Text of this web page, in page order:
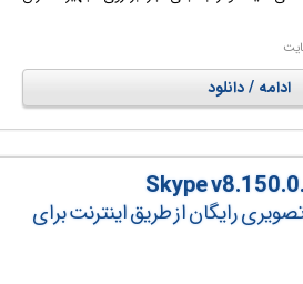
ادامه / دانلود
رایگان از طریق اینترنت برای